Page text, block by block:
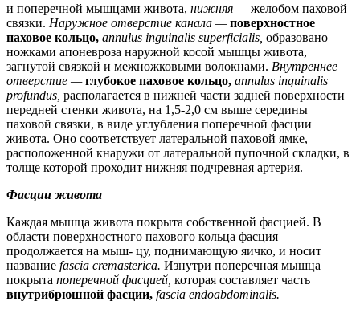
и поперечной мышцами живота, нижняя —желобом паховой
связки. Наружное отверстие канала —поверхностное
паховое кольцо, annulus inguinalis superficialis, образовано
ножками апоневроза наружной косой мышцы живота,
загнутой связкой и межножковыми волокнами. Внутреннее
отверстие —глубокое паховое кольцо, annulus inguinalis
profundus, располагается в нижней части задней поверхности
передней стенки живота, на 1,5-2,0 см выше середины
паховой связки, в виде углубления поперечной фасции
живота. Оно соответствует латеральной паховой ямке,
расположенной кнаружи от латеральной пупочной складки, в
толще которой проходит нижняя подчревная артерия.
Фасции живота
Каждая мышца живота покрыта собственной фасцией. В
области поверхностного пахового кольца фасция
продолжается на мыш- цу, поднимающую яичко, и носит
название fascia cremasterica. Изнутри поперечная мышца
покрыта поперечной фасцией, которая составляет часть
внутрибрюшной фасции, fascia endoabdominalis.